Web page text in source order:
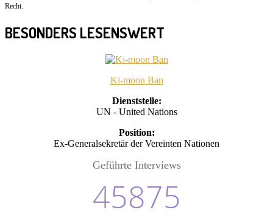
Recht.
BESONDERS LESENSWERT
Ki-moon Ban
Dienststelle:
UN - United Nations
Position:
Ex-Generalsekretär der Vereinten Nationen
Geführte Interviews
45875